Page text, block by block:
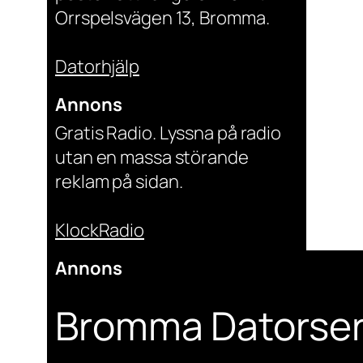
Orrspelsvägen 13, Bromma.
Datorhjälp
Annons
Gratis Radio. Lyssna på radio
utan en massa störande
reklam på sidan.
KlockRadio
Annons
Bromma